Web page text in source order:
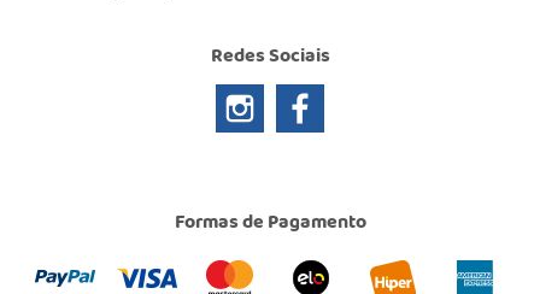
Redes Sociais
Formas de Pagamento